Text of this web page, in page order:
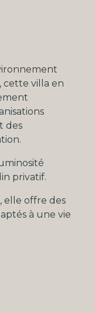
cette villa en
des
privatif.
elle offre des
à une vie